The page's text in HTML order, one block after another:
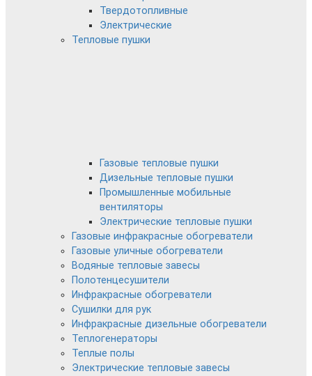
Твердотопливные
Электрические
Тепловые пушки
Газовые тепловые пушки
Дизельные тепловые пушки
Промышленные мобильные
вентиляторы
Электрические тепловые пушки
Газовые инфракрасные обогреватели
Газовые уличные обогреватели
Водяные тепловые завесы
Полотенцесушители
Инфракрасные обогреватели
Сушилки для рук
Инфракрасные дизельные обогреватели
Теплогенераторы
Теплые полы
Электрические тепловые завесы